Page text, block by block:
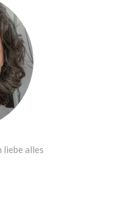
liebe alles